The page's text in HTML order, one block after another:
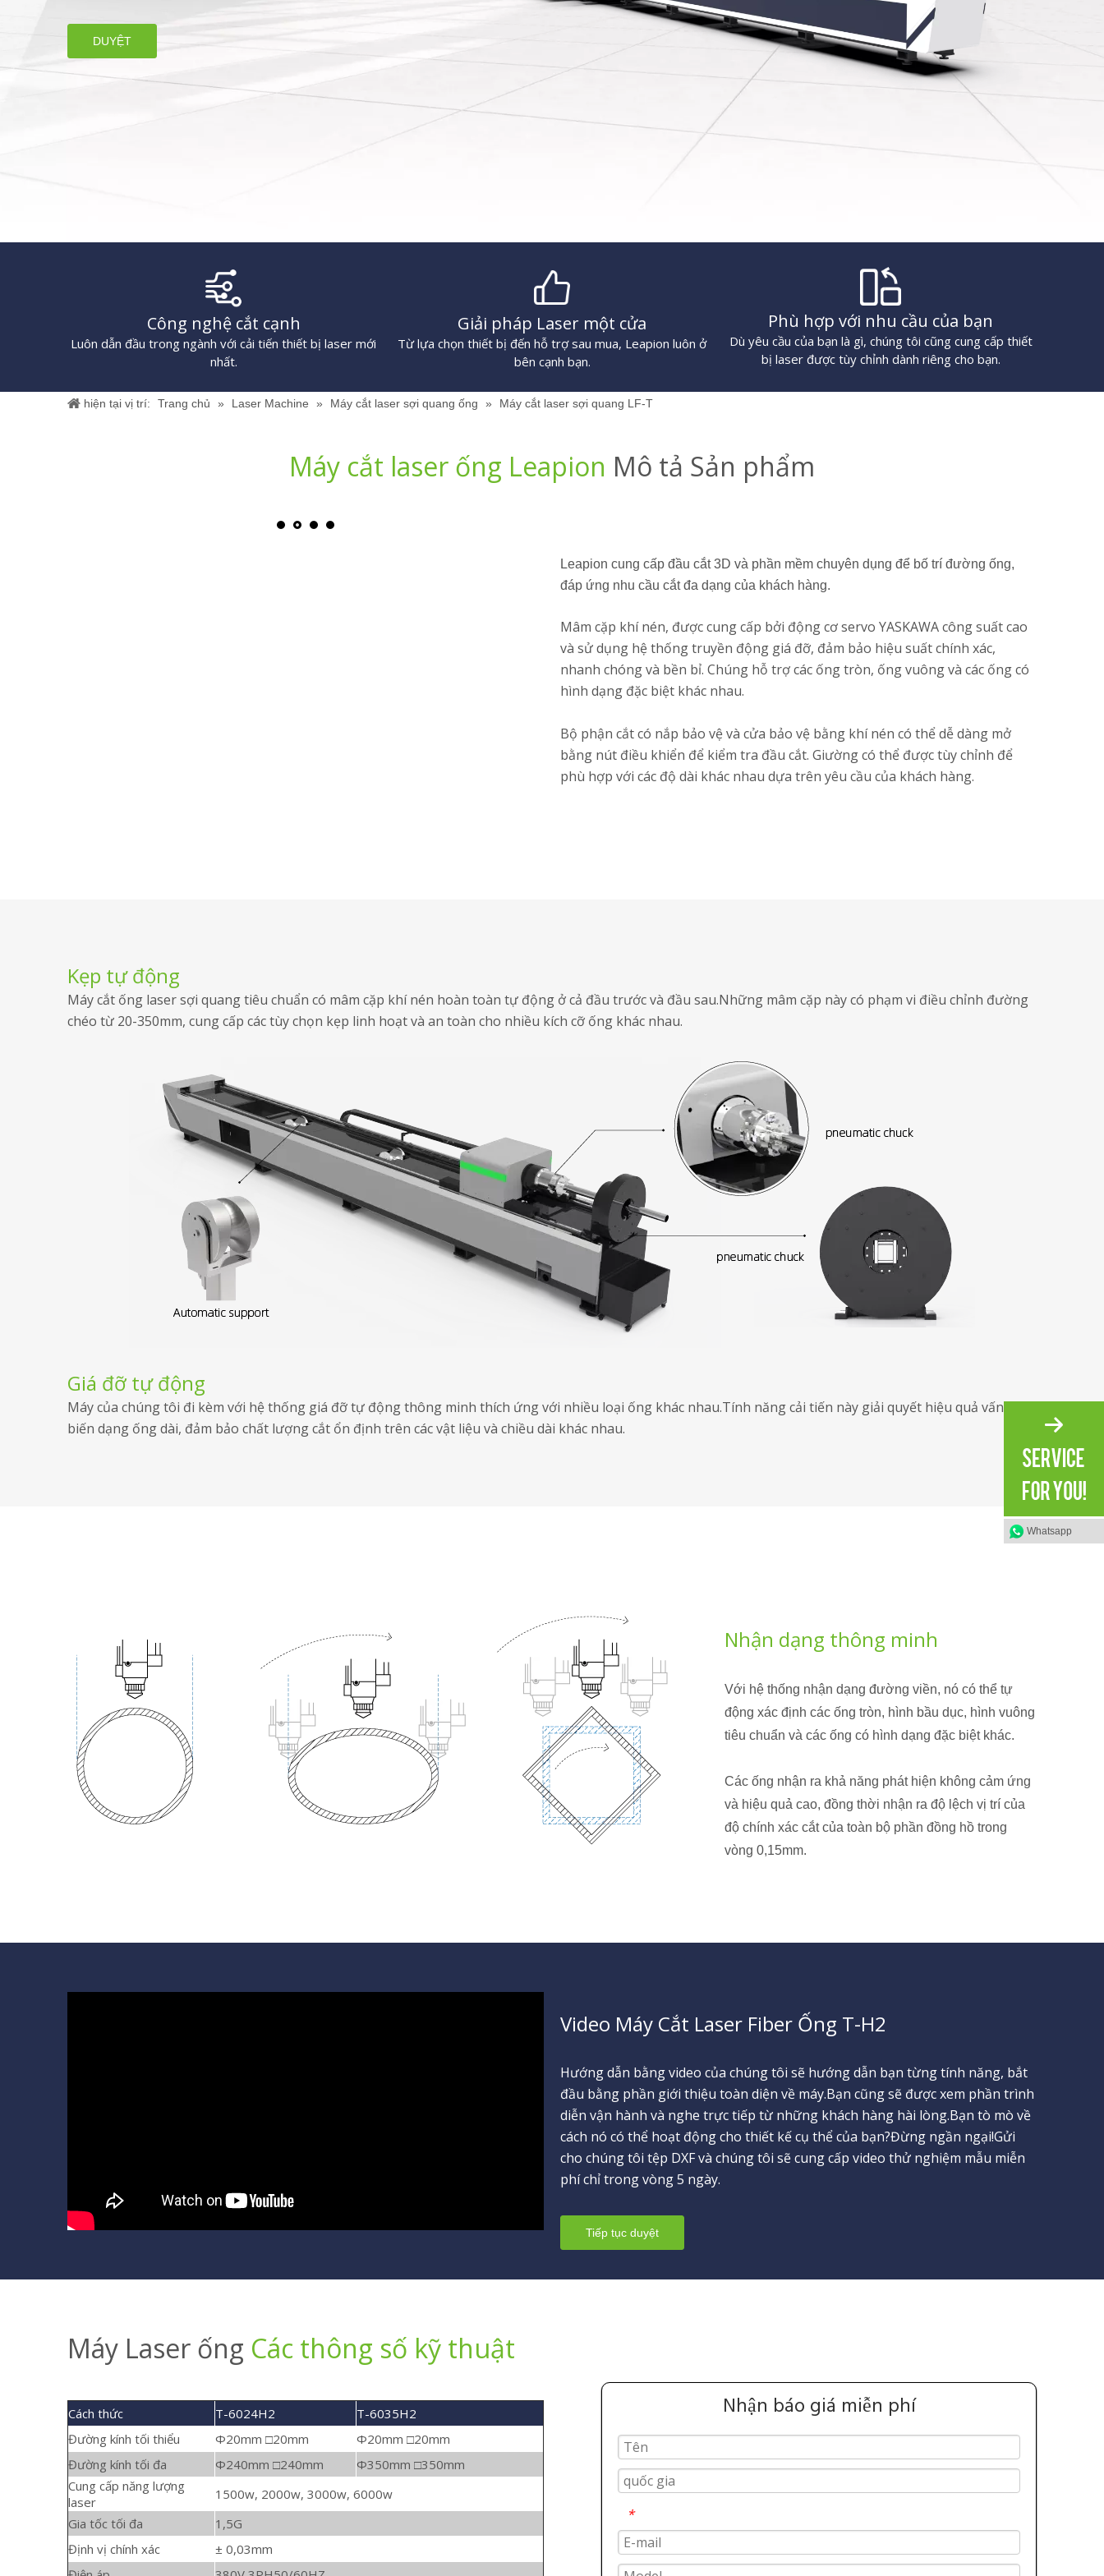
DUYỆT
Công nghệ cắt cạnh
Luôn dẫn đầu trong ngành với cải tiến thiết bị laser mới
nhất.
Giải pháp Laser một cửa
Từ lựa chọn thiết bị đến hỗ trợ sau mua, Leapion luôn ở
bên cạnh bạn.
Phù hợp với nhu cầu của bạn
Dù yêu cầu của bạn là gì, chúng tôi cũng cung cấp thiết
bị laser được tùy chỉnh dành riêng cho bạn.
hiện tại vị trí: Trang chủ » Laser Machine » Máy cắt laser sợi quang ống » Máy cắt laser sợi quang LF-T
Máy cắt laser ống Leapion Mô tả Sản phẩm
Leapion cung cấp đầu cắt 3D và phần mềm chuyên dụng để bố trí đường ống,
đáp ứng nhu cầu cắt đa dạng của khách hàng.
Mâm cặp khí nén, được cung cấp bởi động cơ servo YASKAWA công suất cao
và sử dụng hệ thống truyền động giá đỡ, đảm bảo hiệu suất chính xác,
nhanh chóng và bền bỉ. Chúng hỗ trợ các ống tròn, ống vuông và các ống có
hình dạng đặc biệt khác nhau.
Bộ phận cắt có nắp bảo vệ và cửa bảo vệ bằng khí nén có thể dễ dàng mở
bằng nút điều khiển để kiểm tra đầu cắt. Giường có thể được tùy chỉnh để
phù hợp với các độ dài khác nhau dựa trên yêu cầu của khách hàng.
Kẹp tự động
Máy cắt ống laser sợi quang tiêu chuẩn có mâm cặp khí nén hoàn toàn tự động ở cả đầu trước và đầu sau.Những mâm cặp này có phạm vi điều chỉnh đường
chéo từ 20-350mm, cung cấp các tùy chọn kẹp linh hoạt và an toàn cho nhiều kích cỡ ống khác nhau.
Giá đỡ tự động
Máy của chúng tôi đi kèm với hệ thống giá đỡ tự động thông minh thích ứng với nhiều loại ống khác nhau.Tính năng cải tiến này giải quyết hiệu quả vấn đề
biến dạng ống dài, đảm bảo chất lượng cắt ổn định trên các vật liệu và chiều dài khác nhau.
Nhận dạng thông minh
Với hệ thống nhận dạng đường viền, nó có thể tự
động xác định các ống tròn, hình bầu dục, hình vuông
tiêu chuẩn và các ống có hình dạng đặc biệt khác.
Các ống nhận ra khả năng phát hiện không cảm ứng
và hiệu quả cao, đồng thời nhận ra độ lệch vị trí của
độ chính xác cắt của toàn bộ phần đồng hồ trong
vòng 0,15mm.
Video Máy Cắt Laser Fiber Ống T-H2
Hướng dẫn bằng video của chúng tôi sẽ hướng dẫn bạn từng tính năng, bắt
đầu bằng phần giới thiệu toàn diện về máy.Bạn cũng sẽ được xem phần trình
diễn vận hành và nghe trực tiếp từ những khách hàng hài lòng.Bạn tò mò về
cách nó có thể hoạt động cho thiết kế cụ thể của bạn?Đừng ngần ngại!Gửi
cho chúng tôi tệp DXF và chúng tôi sẽ cung cấp video thử nghiệm mẫu miễn
phí chỉ trong vòng 5 ngày.
Tiếp tục duyệt
Máy Laser ống Các thông số kỹ thuật
Cách thức T-6024H2
T-6035H2
Đường kính tối thiểu
Φ20mm □20mm
Φ20mm □20mm
Đường kính tối đa
Φ240mm □240mm
Φ350mm □350mm
Cung cấp năng lượng
laser
1500w, 2000w, 3000w, 6000w
Gia tốc tối đa
1,5G
Định vị chính xác
± 0,03mm
Nhận báo giá miễn phí
*
Whatsapp